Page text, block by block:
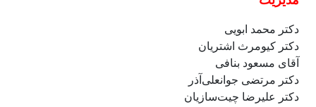
دکتر محمد ابویی
دکتر کیومرث اشتریان
آقای مسعود بنافی
دکتر مرتضی جوانعلی‌آذر
دکتر
علیرضا چیت‌سازیان